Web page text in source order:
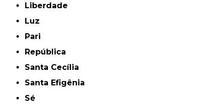
Liberdade
Luz
Pari
República
Santa Cecília
Santa Efigênia
Sé